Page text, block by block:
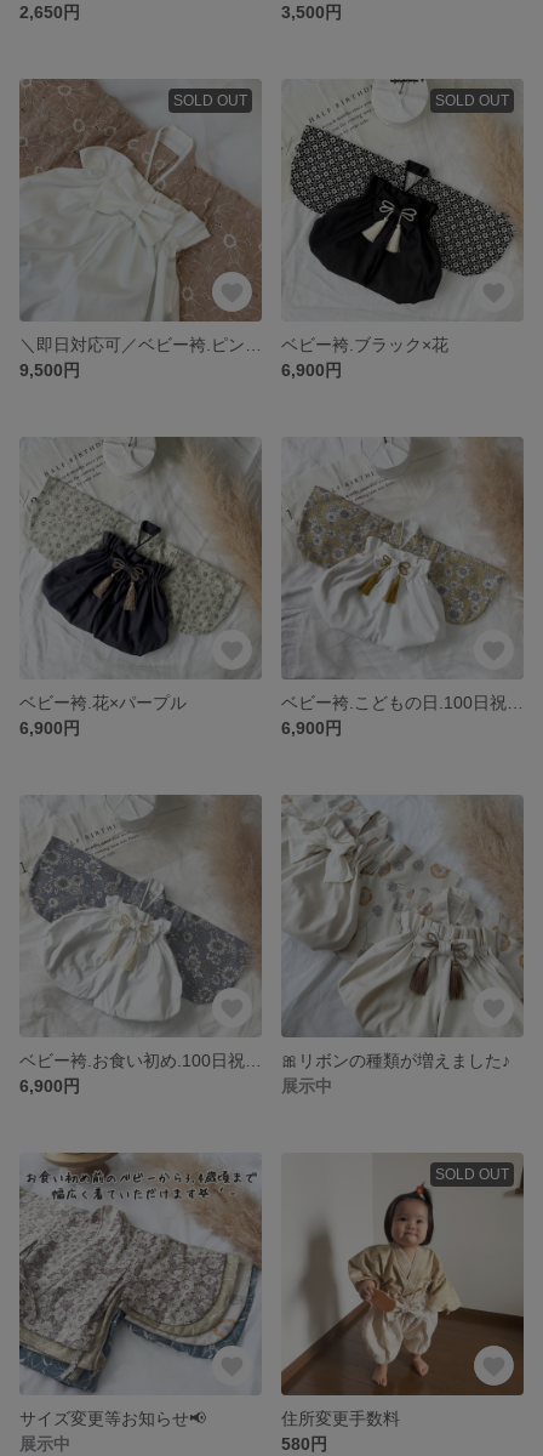
2,650円
3,500円
SOLD OUT
9,500円
SOLD OUT
ベビー袴.ブラック×花
6,900円
ベビー袴.花×パープル
6,900円
6,900円
6,900円
🎀リボンの種類が増えました♪
展示中
サイズ変更等お知らせ📢
展示中
SOLD OUT
住所変更手数料
580円